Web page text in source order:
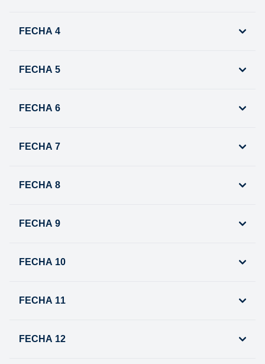
FECHA 4
FECHA 5
FECHA 6
FECHA 7
FECHA 8
FECHA 9
FECHA 10
FECHA 11
FECHA 12